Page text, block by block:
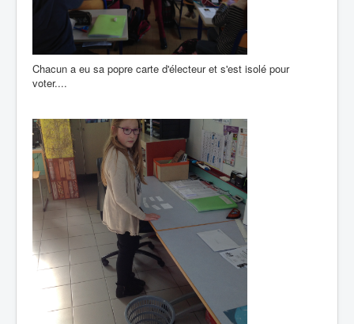
Chacun a eu sa popre carte d'électeur et s'est isolé pour
voter....